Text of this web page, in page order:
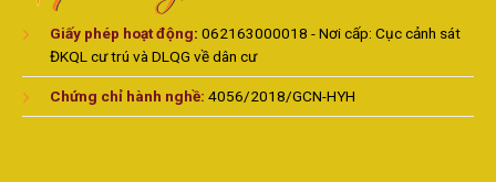
Giấy phép hoạt động: 062163000018 - Nơi cấp: Cục cảnh sát
ĐKQL cư trú và DLQG về dân cư
Chứng chỉ hành nghề: 4056/2018/GCN-HYH